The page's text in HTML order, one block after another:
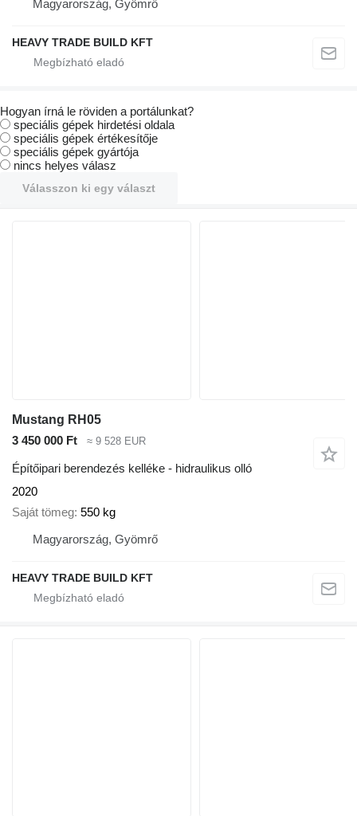
Magyarország, Gyömrő
HEAVY TRADE BUILD KFT
Hogyan írná le röviden a portálunkat?
speciális gépek hirdetési oldala
speciális gépek értékesítője
speciális gépek gyártója
nincs helyes válasz
Válasszon ki egy választ
Mustang RH05
3 450 000 Ft
≈ 9 528 EUR
Építőipari berendezés kelléke - hidraulikus olló
2020
Saját tömeg 550 kg
Magyarország, Gyömrő
HEAVY TRADE BUILD KFT